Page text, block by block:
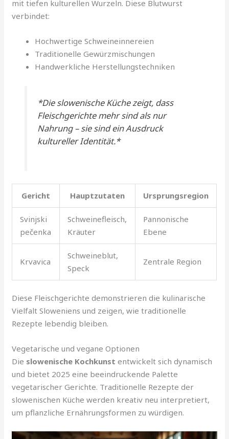
mit tiefen kulturellen Wurzeln. Diese Blutwurst
verbindet:
Hochwertige Schweineinnereien
Traditionelle Gewürzmischungen
Handwerkliche Herstellungstechniken
*Die slowenische Küche zeigt, dass
Fleischgerichte mehr sind als nur
Nahrung – sie sind ein Ausdruck
kultureller Identität.*
Gericht Hauptzutaten Ursprungsregion
Svinjski
pečenka
Schweinefleisch,
Kräuter
Pannonische
Ebene
Krvavica
Schweineblut,
Speck
Zentrale Region
Diese Fleischgerichte demonstrieren die kulinarische
Vielfalt Sloweniens und zeigen, wie traditionelle
Rezepte lebendig bleiben.
Vegetarische und vegane Optionen
Die slowenische Kochkunst entwickelt sich dynamisch
und bietet 2025 eine beeindruckende Palette
vegetarischer Gerichte. Traditionelle Rezepte der
slowenischen Küche werden kreativ neu interpretiert,
um pflanzliche Ernährungsformen zu würdigen.